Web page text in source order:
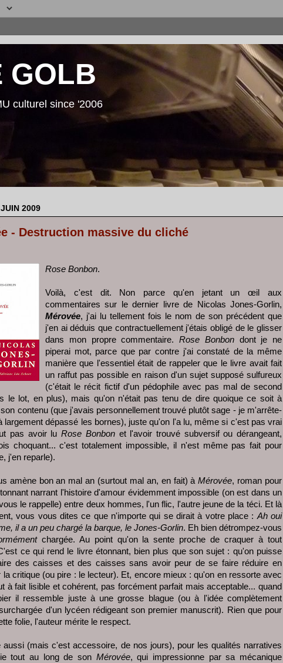
GOLB
culturel since '2006
2009
- Destruction massive du cliché
Rose Bonbon.
Voilà, c'est dit. Non parce qu'en jetant un œil aux
commentaires sur le dernier livre de Nicolas Jones-Gorlin,
Mérovée, j'ai lu tellement fois le nom de son précédent que
j'en ai déduis que contractuellement j'étais obligé de le glisser
dans mon propre commentaire. Rose Bonbondont je ne
piperai mot, parce que par contre j'ai constaté de la même
manière que l'essentiel était de rappeler que le livre avait fait
un raffut pas possible en raison d'un sujet supposé sulfureux
(c'était le récit fictif d'un pédophile avec pas mal de second
le lot, en plus), mais qu'on n'était pas tenu de dire quoique ce soit à
contenu (que j'avais personnellement trouvé plutôt sage - je m'arrête-
largement dépassé les bornes), juste qu'on l'a lu, même si c'est pas vrai
pas avoir luRose Bonbonet l'avoir trouvé subversif ou dérangeant,
choquant... c'est totalement impossible, il n'est même pas fait pour
j'en reparle).
amène bon an mal an (surtout mal an, en fait) àMérovée, roman pour
narrant l'histoire d'amour évidemment impossible (on est dans un
le rappelle) entre deux hommes, l'un flic, l'autre jeune de la téci. Et là
vous vous dites ce que n'importe qui se dirait à votre place : Ah oui
il a un peu chargé la barque, le Jones-Gorlin. Eh bien détrompez-vous
chargée. Au point qu'on la sente proche de craquer à tout
ce qui rend le livre étonnant, bien plus que son sujet : qu'on puisse
des caisses et des caisses sans avoir peur de se faire réduire en
la critique (ou pire : le lecteur). Et, encore mieux : qu'on en ressorte avec
à fait lisible et cohérent, pas forcément parfait mais acceptable... quand
il ressemble juste à une grosse blague (ou à l'idée complètement
d'un lycéen rédigeant son premier manuscrit). Rien que pour
folie, l'auteur mérite le respect.
aussi (mais c'est accessoire, de nos jours), pour les qualités narratives
tout au long de son Mérovée, qui impressionne par sa mécanique